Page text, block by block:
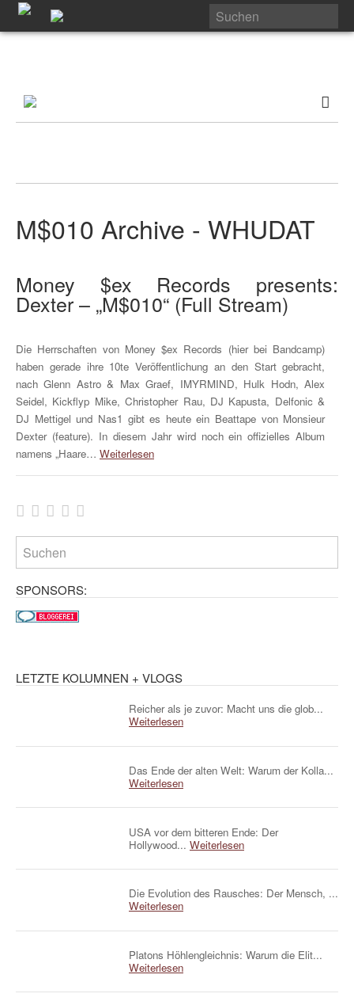
M$010 Archive - WHUDAT
Money $ex Records presents:
Dexter – „M$010“ (Full Stream)
Die Herrschaften von Money $ex Records (hier bei Bandcamp)
haben gerade ihre 10te Veröffentlichung an den Start gebracht,
nach Glenn Astro & Max Graef, IMYRMIND, Hulk Hodn, Alex
Seidel, Kickflyp Mike, Christopher Rau, DJ Kapusta, Delfonic &
DJ Mettigel und Nas1 gibt es heute ein Beattape von Monsieur
Dexter (feature). In diesem Jahr wird noch ein offizielles Album
namens „Haare… Weiterlesen
SPONSORS:
LETZTE KOLUMNEN + VLOGS
Reicher als je zuvor: Macht uns die glob...
Weiterlesen
Das Ende der alten Welt: Warum der Kolla...
Weiterlesen
USA vor dem bitteren Ende: Der
Hollywood... Weiterlesen
Die Evolution des Rausches: Der Mensch, ...
Weiterlesen
Platons Höhlengleichnis: Warum die Elit...
Weiterlesen